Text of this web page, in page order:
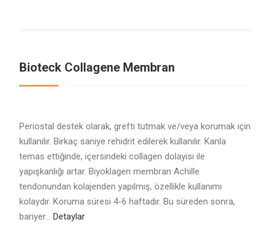
Bioteck Collagene Membran
Periostal destek olarak, grefti tutmak ve/veya korumak için
kullanılır. Birkaç saniye rehidrit edilerek kullanılır. Kanla
temas ettiğinde, içersindeki collagen dolayısı ile
yapışkanlığı artar. Biyoklagen membran Achille
tendonundan kolajenden yapılmış, özellikle kullanımı
kolaydır. Koruma süresi 4-6 haftadır. Bu süreden sonra,
bariyer… Detaylar